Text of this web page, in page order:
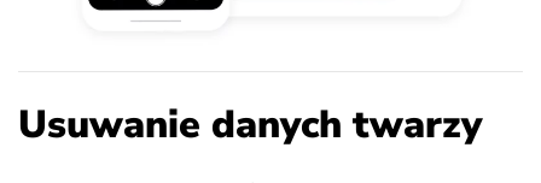
Usuwanie danych twarzy